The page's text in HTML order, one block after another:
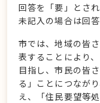
回答を「要」とさ
未記入の場合は回
市では、地域の皆
表することにより
目指し、市民の皆
る」ことにつなが
え、「住民要望等